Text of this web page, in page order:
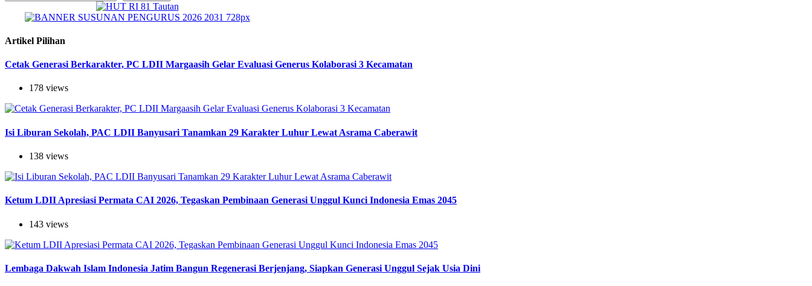
Artikel Pilihan
Cetak Generasi Berkarakter, PC LDII Margaasih Gelar Evaluasi Generus Kolaborasi 3 Kecamatan
178 views
Isi Liburan Sekolah, PAC LDII Banyusari Tanamkan 29 Karakter Luhur Lewat Asrama Caberawit
138 views
Ketum LDII Apresiasi Permata CAI 2026, Tegaskan Pembinaan Generasi Unggul Kunci Indonesia Emas 2045
143 views
Lembaga Dakwah Islam Indonesia Jatim Bangun Regenerasi Berjenjang, Siapkan Generasi Unggul Sejak Usia Dini